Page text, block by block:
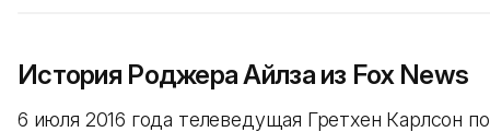
История Роджера Айлза из Fox News
6 июля 2016 года телеведущая Гретхен Карлсон